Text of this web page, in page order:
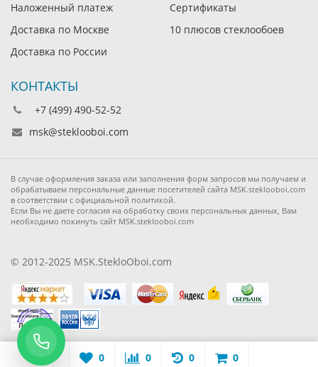
Наложенный платеж
Доставка по Москве
Доставка по России
Сертификаты
10 плюсов стеклообоев
КОНТАКТЫ
+7 (499) 490-52-52
msk@steklooboi.com
В случае оформления заказа или заполнения форм запросов мы получаем и
обрабатываем персональные данные посетителей сайта MSK.steklooboi.com
в соответствии с официальной политикой.
Если Вы не даете согласия на обработку своих персональных данных, Вам
необходимо покинуть сайт MSK.steklooboi.com
© 2012-2025 MSK.StekloOboi.com
0 0 0 0